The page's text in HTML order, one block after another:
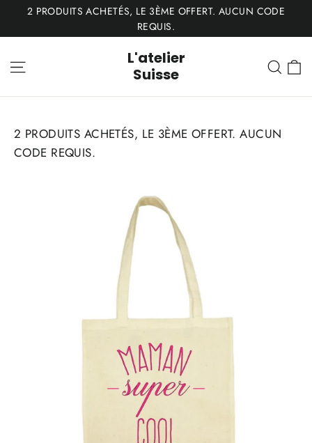
Passer2 PRODUITS ACHETÉS, LE 3ÈME OFFERT. AUCUN CODE
REQUIS.
L'atelier
Suisse
2 PRODUITS ACHETÉS, LE 3ÈME OFFERT. AUCUN
CODE REQUIS.